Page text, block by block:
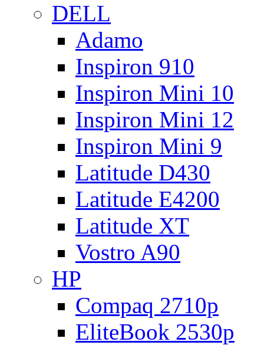
DELL
Adamo
Inspiron 910
Inspiron Mini 10
Inspiron Mini 12
Inspiron Mini 9
Latitude D430
Latitude E4200
Latitude XT
Vostro A90
HP
Compaq 2710p
EliteBook 2530p